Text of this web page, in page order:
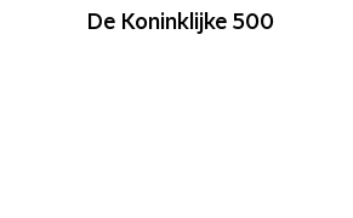
De Koninklijke 500